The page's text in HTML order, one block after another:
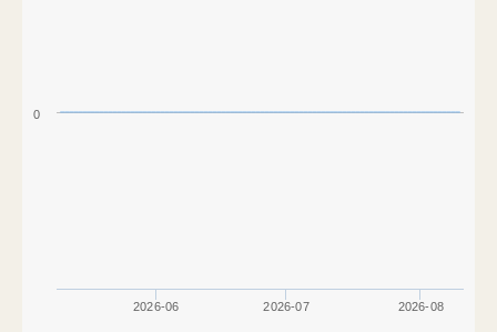
2026-06 2026-07 2026-08
0